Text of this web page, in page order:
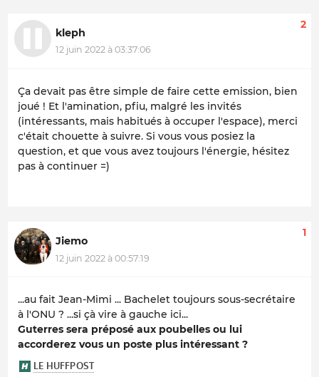
kleph
12 juin 2022 à 03:37:06
2
Ça devait pas être simple de faire cette emission, bien
joué ! Et l'amination, pfiu, malgré les invités
(intéressants, mais habitués à occuper l'espace), merci
c'était chouette à suivre. Si vous vous posiez la
question, et que vous avez toujours l'énergie, hésitez
pas à continuer =)
Jiemo
12 juin 2022 à 00:57:19
1
...au fait Jean-Mimi ... Bachelet toujours sous-secrétaire
à l'ONU ? ...si çà vire à gauche ici...
Guterres sera préposé aux poubelles ou lui
accorderez vous un poste plus intéressant ?